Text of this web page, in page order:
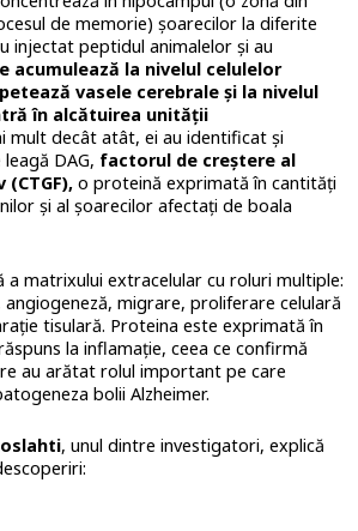
de memorie) șoarecilor la diferite
injectat peptidul animalelor și au
acumulează la nivelul celulelor
vasele cerebrale și la nivelul
în alcătuirea unității
mult decât atât, ei au identificat și
DAG, factorul de creștere al
o proteină exprimată în cantități
și al șoarecilor afectați de boala
a matrixului extracelular cu roluri multiple:
angiogeneză, migrare, proliferare celulară
tisulară. Proteina este exprimată în
la inflamație, ceea ce confirmă
au arătat rolul important pe care
bolii Alzheimer.
, unul dintre investigatori, explică